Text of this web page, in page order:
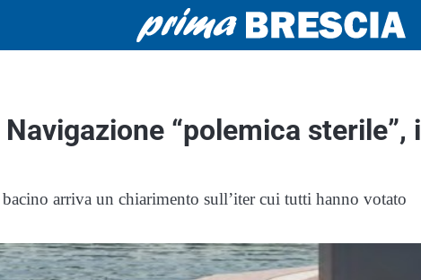
“polemica sterile”, i
arriva un chiarimento sull’iter cui tutti hanno votato